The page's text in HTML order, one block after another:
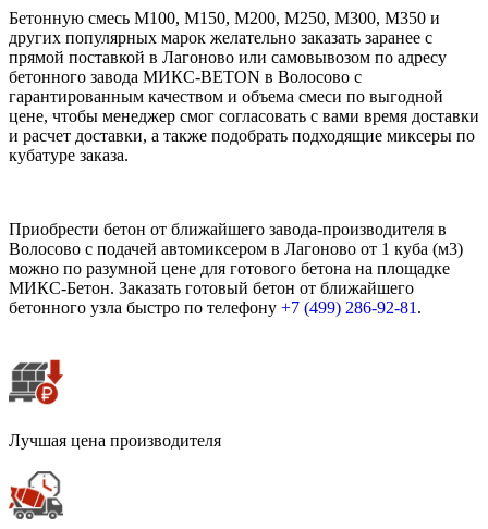
Бетонную смесь М100, М150, М200, М250, М300, М350 и
других популярных марок желательно заказать заранее с
прямой поставкой в Лагоново или самовывозом по адресу
бетонного завода МИКС-BETON в Волосово с
гарантированным качеством и объема смеси по выгодной
цене, чтобы менеджер смог согласовать с вами время доставки
и расчет доставки, а также подобрать подходящие миксеры по
кубатуре заказа.
Приобрести бетон от ближайшего завода-производителя в
Волосово с подачей автомиксером в Лагоново от 1 куба (м3)
можно по разумной цене для готового бетона на площадке
МИКС-Бетон. Заказать готовый бетон от ближайшего
бетонного узла быстро по телефону +7 (499) 286-92-81 .
Лучшая цена производителя